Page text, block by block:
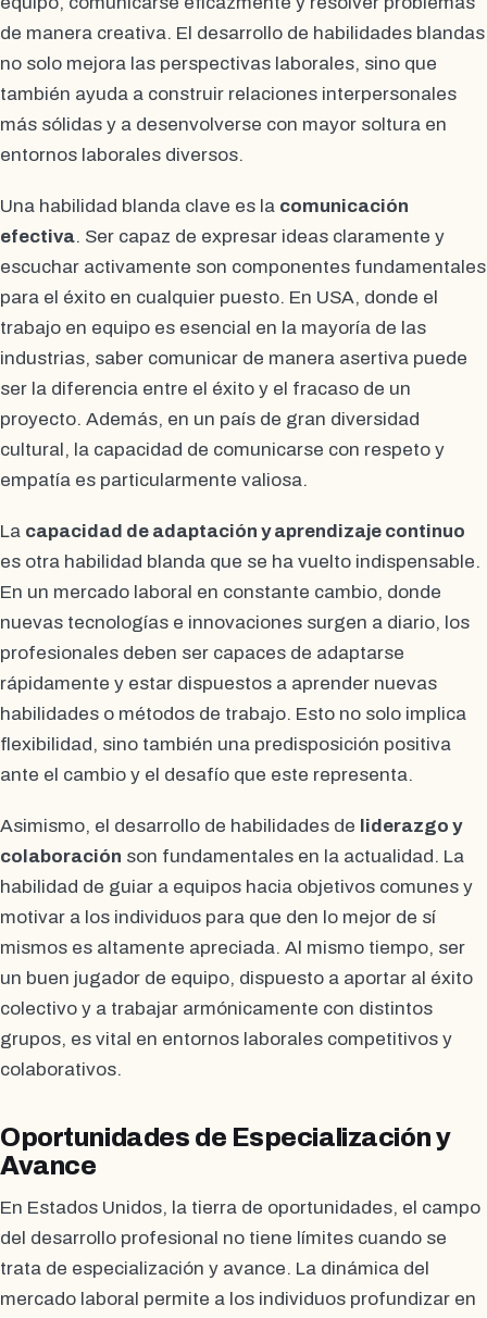
de manera creativa. El desarrollo de habilidades blandas
no solo mejora las perspectivas laborales, sino que
también ayuda a construir relaciones interpersonales
más sólidas y a desenvolverse con mayor soltura en
entornos laborales diversos.
Una habilidad blanda clave es la comunicación
efectiva. Ser capaz de expresar ideas claramente y
escuchar activamente son componentes fundamentales
para el éxito en cualquier puesto. En USA, donde el
trabajo en equipo es esencial en la mayoría de las
industrias, saber comunicar de manera asertiva puede
ser la diferencia entre el éxito y el fracaso de un
proyecto. Además, en un país de gran diversidad
cultural, la capacidad de comunicarse con respeto y
empatía es particularmente valiosa.
La capacidad de adaptación y aprendizaje continuo
es otra habilidad blanda que se ha vuelto indispensable.
En un mercado laboral en constante cambio, donde
nuevas tecnologías e innovaciones surgen a diario, los
profesionales deben ser capaces de adaptarse
rápidamente y estar dispuestos a aprender nuevas
habilidades o métodos de trabajo. Esto no solo implica
flexibilidad, sino también una predisposición positiva
ante el cambio y el desafío que este representa.
Asimismo, el desarrollo de habilidades de liderazgo y
colaboración son fundamentales en la actualidad. La
habilidad de guiar a equipos hacia objetivos comunes y
motivar a los individuos para que den lo mejor de sí
mismos es altamente apreciada. Al mismo tiempo, ser
un buen jugador de equipo, dispuesto a aportar al éxito
colectivo y a trabajar armónicamente con distintos
grupos, es vital en entornos laborales competitivos y
colaborativos.
Oportunidades de Especialización y
Avance
En Estados Unidos, la tierra de oportunidades, el campo
del desarrollo profesional no tiene límites cuando se
trata de especialización y avance. La dinámica del
mercado laboral permite a los individuos profundizar en